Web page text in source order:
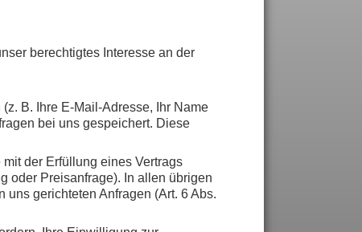
berechtigtes Interesse an der
B. Ihre E-Mail-Adresse, Ihr Name
bei uns gespeichert. Diese
der Erfüllung eines Vertrags
oder Preisanfrage). In allen übrigen
gerichteten Anfragen (Art. 6 Abs.